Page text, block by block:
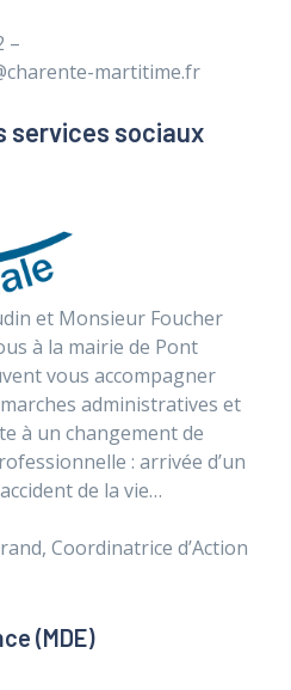
–
martitime.fr
services sociaux
et Monsieur Foucher
à la mairie de Pont
vous accompagner
administratives et
à un changement de
: arrivée d’un
de la vie…
Coordinatrice d’Action
(MDE)